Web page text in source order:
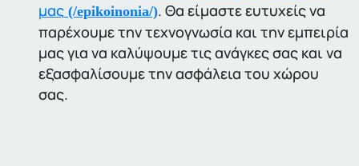
μας (/epikoinonia/). Θα είμαστε ευτυχείς να
παρέχουμε την τεχνογνωσία και την εμπειρία
μας για να καλύψουμε τις ανάγκες σας και να
εξασφαλίσουμε την ασφάλεια του χώρου
σας.